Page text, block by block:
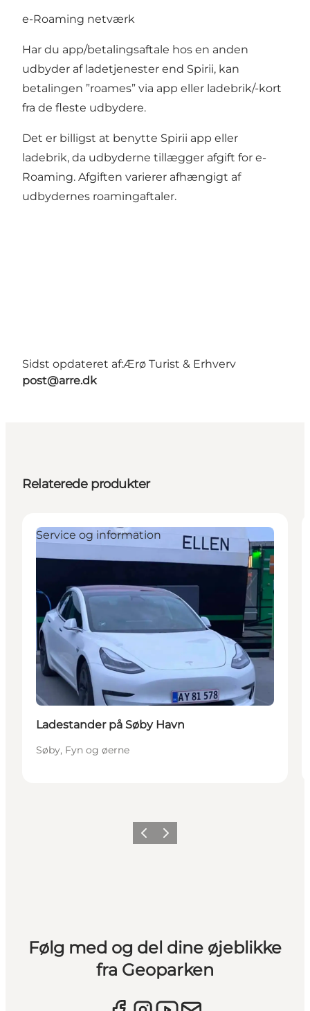
e-Roaming netværk
Har du app/betalingsaftale hos en anden
udbyder af ladetjenester end Spirii, kan
betalingen ”roames” via app eller ladebrik/-kort
fra de fleste udbydere.
Det er billigst at benytte Spirii app eller
ladebrik, da udbyderne tillægger afgift for e-
Roaming. Afgiften varierer afhængigt af
udbydernes roamingaftaler.
Sidst opdateret af:Ærø Turist & Erhverv
post@arre.dk
Relaterede produkter
Service og information
Ladestander på Søby Havn
Søby, Fyn og øerne
ForrigeNæste
Følg med og del dine øjeblikke
fra Geoparken